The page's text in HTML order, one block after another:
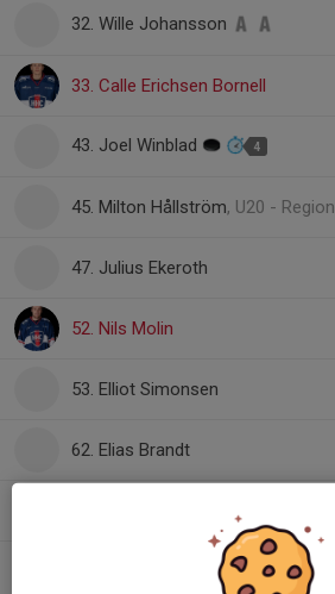
32. Wille Johansson
33. Calle Erichsen Bornell
43. Joel Winblad 4
45. Milton Hållström, U20 - Region
47. Julius Ekeroth
52. Nils Molin
53. Elliot Simonsen
62. Elias Brandt